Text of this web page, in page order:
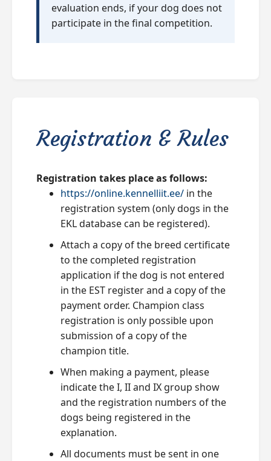
evaluation ends, if your dog does not
participate in the final competition.
Registration & Rules
Registration takes place as follows:
https://online.kennelliit.ee/ in the
registration system (only dogs in the
EKL database can be registered).
Attach a copy of the breed certificate
to the completed registration
application if the dog is not entered
in the EST register and a copy of the
payment order. Champion class
registration is only possible upon
submission of a copy of the
champion title.
When making a payment, please
indicate the I, II and IX group show
and the registration numbers of the
dogs being registered in the
explanation.
All documents must be sent in one